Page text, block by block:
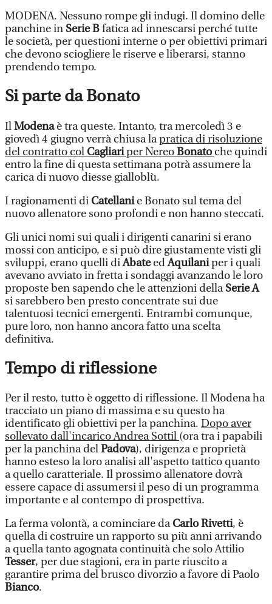
MODENA. Nessuno rompe gli indugi. Il domino delle
panchine in Serie Bfatica ad innescarsi perché tutte
le società, per questioni interne o per obiettivi primari
che devono sciogliere le riserve e liberarsi, stanno
prendendo tempo.
Si parte da Bonato
IlModenaè tra queste. Intanto, tra mercoledì 3 e
giovedì 4 giugno verrà chiusa lapratica di risoluzione
del contratto col Cagliariper NereoBonatoche quindi
entro la fine di questa settimana potrà assumere la
carica di nuovo diesse gialloblù.
I ragionamenti di Catellanie Bonato sul tema del
nuovo allenatore sono profondi e non hanno steccati.
Gli unici nomi sui quali i dirigenti canarini si erano
mossi con anticipo, e si può dire giustamente visti gli
sviluppi, erano quelli diAbateedAquilaniper i quali
avevano avviato in fretta i sondaggi avanzando le loro
proposte ben sapendo che le attenzioni dellaSerie A
si sarebbero ben presto concentrate sui due
talentuosi tecnici emergenti. Entrambi comunque,
pure loro, non hanno ancora fatto una scelta
definitiva.
Tempo di riflessione
Per il resto, tutto è oggetto di riflessione. Il Modena ha
tracciato un piano di massima e su questo ha
identificato gli obiettivi per la panchina. Dopo aver
sollevato dall'incarico Andrea Sottil (ora tra i papabili
per la panchina delPadova), dirigenza e proprietà
hanno esteso la loro analisi all'aspetto tattico quanto
a quello caratteriale. Il prossimo allenatore dovrà
essere capace di assumersi il peso di un programma
importante e al contempo di prospettiva.
La ferma volontà, a cominciare daCarlo Rivetti, è
quella di costruire un rapporto su più anni arrivando
a quella tanto agognata continuità che solo Attilio
Tesser, per due stagioni, era in parte riuscito a
garantire prima del brusco divorzio a favore di Paolo
Bianco.